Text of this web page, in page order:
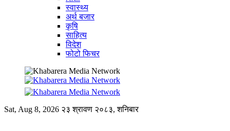
स्वास्थ्य
अर्थ बजार
कृषि
साहित्य
विदेश
फोटो फिचर
Sat, Aug 8, 2026 २३ श्रावण २०८३, शनिबार